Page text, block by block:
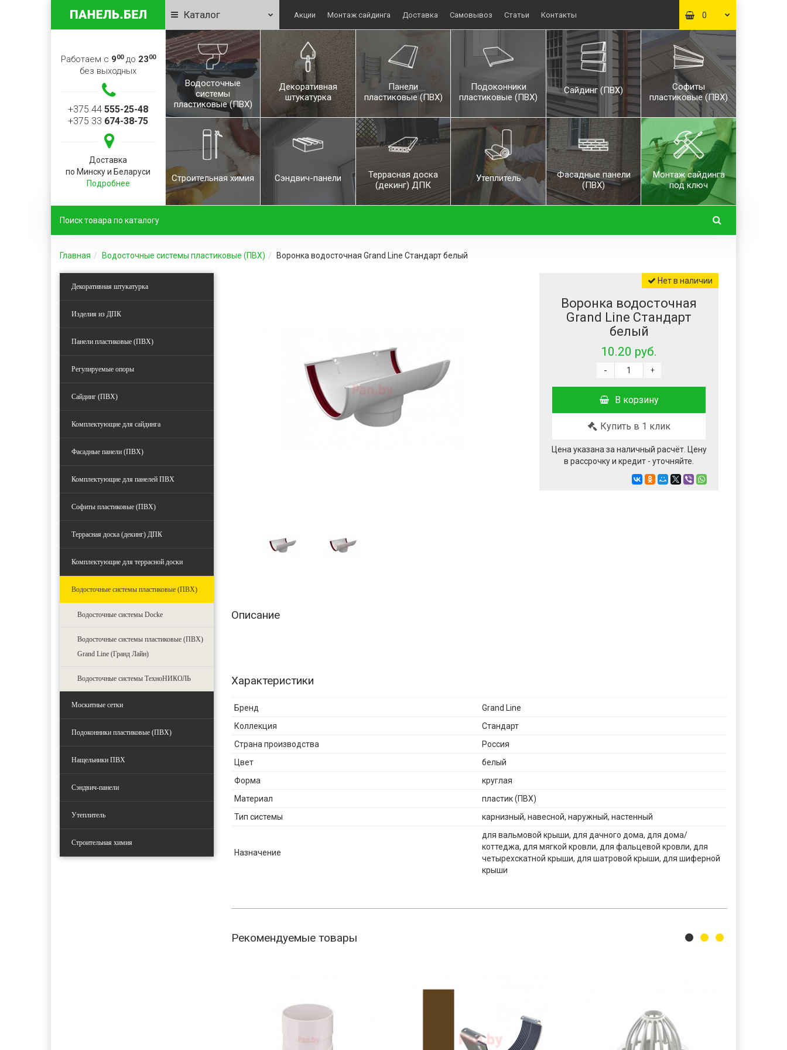
Каталог Акции Монтаж сайдинга Доставка Самовывоз Статьи Контакты 0
Работаем с 900до 2300
без выходных
+375 44 555-25-48
+375 33 674-38-75
Доставка
по Минску и Беларуси
Подробнее
Водосточные
системы
пластиковые (ПВХ)
Декоративная
штукатурка
Панели
пластиковые (ПВХ)
Подоконники
пластиковые (ПВХ)
Сайдинг (ПВХ)
Софиты
пластиковые (ПВХ)
Строительная химия Сэндвич-панели
Террасная доска
(декинг) ДПК
Утеплитель
Фасадные панели
(ПВХ)
Монтаж сайдинга
под ключ
Главная Водосточные системы пластиковые (ПВХ) Воронка водосточная Grand Line Стандарт белый
Декоративная штукатурка
Изделия из ДПК
Панели пластиковые (ПВХ)
Регулируемые опоры
Сайдинг (ПВХ)
Комплектующие для сайдинга
Фасадные панели (ПВХ)
Комплектующие для панелей ПВХ
Софиты пластиковые (ПВХ)
Террасная доска (декинг) ДПК
Комплектующие для террасной доски
Водосточные системы пластиковые (ПВХ)
Водосточные системы Docke
Водосточные системы пластиковые (ПВХ)
Grand Line (Гранд Лайн)
Водосточные системы ТехноНИКОЛЬ
Москитные сетки
Подоконники пластиковые (ПВХ)
Нащельники ПВХ
Сэндвич-панели
Утеплитель
Строительная химия
Нет в наличии
Воронка водосточная
Grand Line Стандарт
белый
10.20 руб.
+
-
В корзину
Купить в 1 клик
Цена указана за наличный расчёт. Цену
в рассрочку и кредит - уточняйте.
Описание
Характеристики
Бренд
Grand Line
Коллекция
Стандарт
Страна производства
Россия
Цвет
белый
Форма
круглая
Материал
пластик (ПВХ)
Тип системы
карнизный, навесной, наружный, настенный
Назначение
для вальмовой крыши, для дачного дома, для дома/
коттеджа, для мягкой кровли, для фальцевой кровли, для
четырехскатной крыши, для шатровой крыши, для шиферной
крыши
Рекомендуемые товары